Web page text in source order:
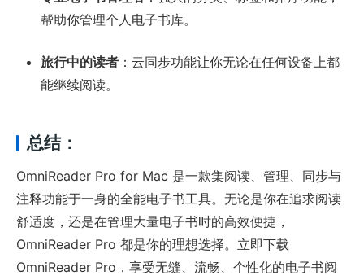
帮助你管理个人电子书库。
旅行中的读者 ：云同步功能让你无论在任何设备上都
能继续阅读。
总结：
OmniReader Pro for Mac 是一款集阅读、管理、同步与
注释功能于一身的全能电子书工具。无论是你在追求阅读
舒适度，还是在管理大量电子书时的高效便捷，
OmniReader Pro 都是你的理想选择。立即下载
OmniReader Pro，享受无缝、流畅、个性化的电子书阅